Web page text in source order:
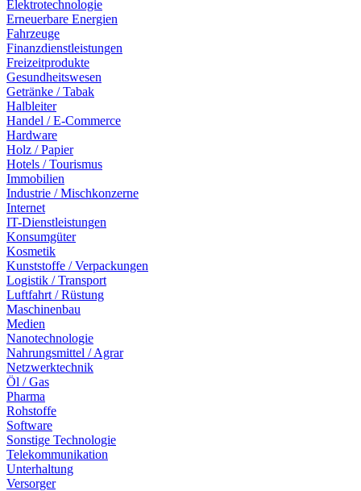
Elektrotechnologie
Erneuerbare Energien
Fahrzeuge
Finanzdienstleistungen
Freizeitprodukte
Gesundheitswesen
Getränke / Tabak
Halbleiter
Handel / E-Commerce
Hardware
Holz / Papier
Hotels / Tourismus
Immobilien
Industrie / Mischkonzerne
Internet
IT-Dienstleistungen
Konsumgüter
Kosmetik
Kunststoffe / Verpackungen
Logistik / Transport
Luftfahrt / Rüstung
Maschinenbau
Medien
Nanotechnologie
Nahrungsmittel / Agrar
Netzwerktechnik
Öl / Gas
Pharma
Rohstoffe
Software
Sonstige Technologie
Telekommunikation
Unterhaltung
Versorger